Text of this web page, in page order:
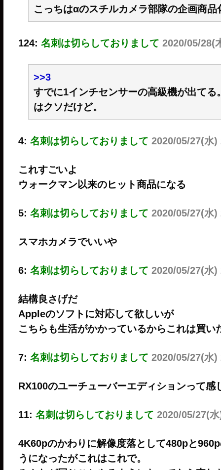
こっちはαのスチルカメラ部隊の企画商
124: 名刺は切らしておりまして 2020/05/28(
>>3
すでに1インチセンサーの高級機が出て
はクソだけど。
4: 名刺は切らしておりまして 2020/05/27(水
これすごいよ
ウォークマン以来のヒット商品になる
5: 名刺は切らしておりまして 2020/05/27(水
スマホカメラでいいや
6: 名刺は切らしておりまして 2020/05/27(水
結構良さげだ
Appleのソフトに対応して欲しいが
こちらも生活がかかっているからこれは買い
7: 名刺は切らしておりまして 2020/05/27(水
RX100のユーチューバーエディションって感
11: 名刺は切らしておりまして 2020/05/27(
4K60pのかわりに解像度落として480pと
うになったがこれはこれで。